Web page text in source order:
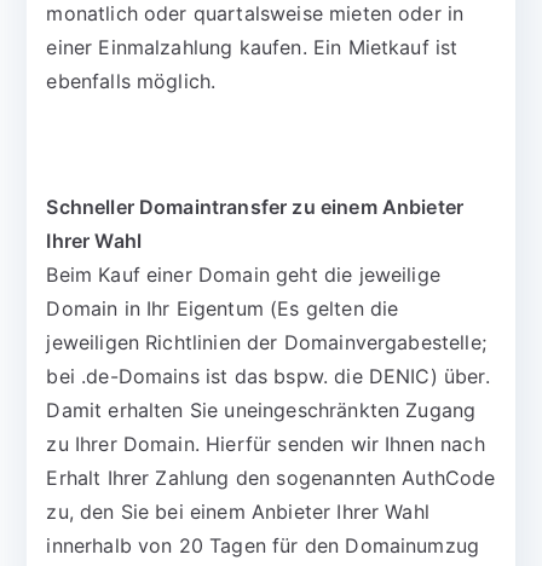
monatlich oder quartalsweise mieten oder in
einer Einmalzahlung kaufen. Ein Mietkauf ist
ebenfalls möglich.
Schneller Domaintransfer zu einem Anbieter
Ihrer Wahl
Beim Kauf einer Domain geht die jeweilige
Domain in Ihr Eigentum (Es gelten die
jeweiligen Richtlinien der Domainvergabestelle;
bei .de-Domains ist das bspw. die DENIC) über.
Damit erhalten Sie uneingeschränkten Zugang
zu Ihrer Domain. Hierfür senden wir Ihnen nach
Erhalt Ihrer Zahlung den sogenannten AuthCode
zu, den Sie bei einem Anbieter Ihrer Wahl
innerhalb von 20 Tagen für den Domainumzug